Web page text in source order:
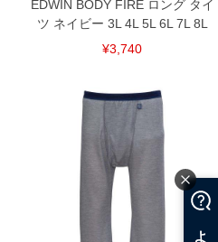
EDWIN BODY FIRE ロング タイ
ツ ネイビー 3L 4L 5L 6L 7L 8L
¥3,740